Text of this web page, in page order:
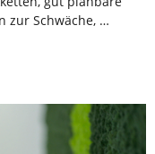
zur Schwäche, …